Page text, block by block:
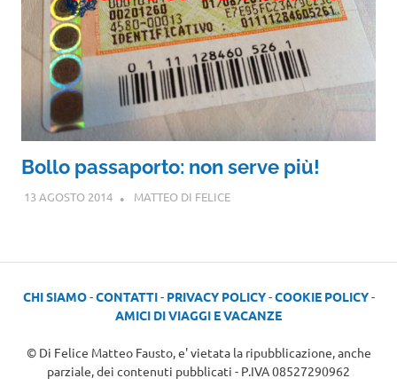
Bollo passaporto: non serve più!
13 AGOSTO 2014 MATTEO DI FELICE
CHI SIAMO-CONTATTI- PRIVACY POLICY-COOKIE POLICY-
AMICI DI VIAGGI E VACANZE
© Di Felice Matteo Fausto, e' vietata la ripubblicazione, anche
parziale, dei contenuti pubblicati - P.IVA 08527290962